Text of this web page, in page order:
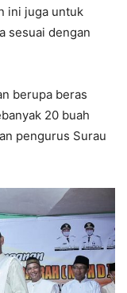
ini juga untuk
sesuai dengan
berupa beras
20 buah
pengurus Surau